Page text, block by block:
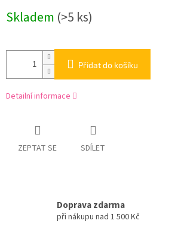
cena:
Skladem (>5 ks)
Přidat do košíku
Detailní informace
ZEPTAT SE SDÍLET
Doprava zdarma
při nákupu nad 1 500 Kč